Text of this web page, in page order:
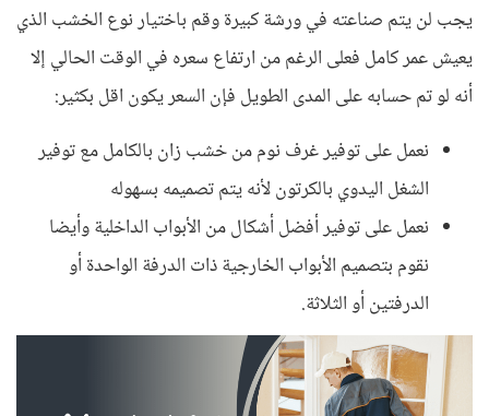
يجب لن يتم صناعته في ورشة كبيرة وقم باختيار نوع الخشب الذي
يعيش عمر كامل فعلى الرغم من ارتفاع سعره في الوقت الحالي إلا
أنه لو تم حسابه على المدى الطويل فإن السعر يكون اقل بكثير:
نعمل على توفير غرف نوم من خشب زان بالكامل مع توفير
الشغل اليدوي بالكرتون لأنه يتم تصميمه بسهوله
نعمل على توفير أفضل أشكال من الأبواب الداخلية وأيضا
نقوم بتصميم الأبواب الخارجية ذات الدرفة الواحدة أو
الدرفتين أو الثلاثة.